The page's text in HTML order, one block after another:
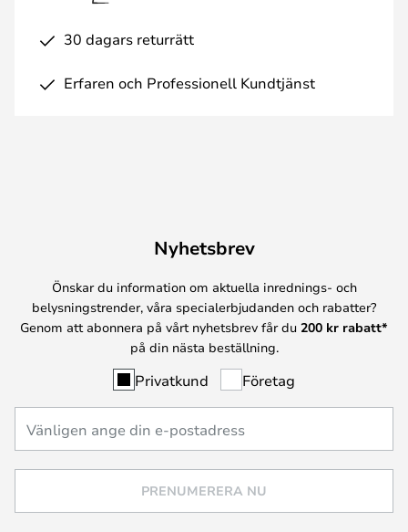
30 dagars returrätt
Erfaren och Professionell Kundtjänst
Nyhetsbrev
Önskar du information om aktuella inrednings- och
belysningstrender, våra specialerbjudanden och rabatter?
Genom att abonnera på vårt nyhetsbrev får du 200 kr rabatt*
på din nästa beställning.
Privatkund Företag
PRENUMERERA NU